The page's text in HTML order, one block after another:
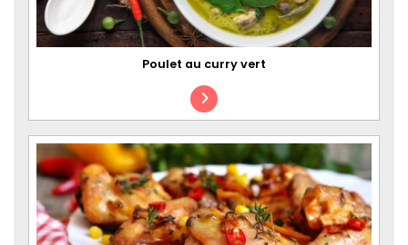
Poulet au curry vert